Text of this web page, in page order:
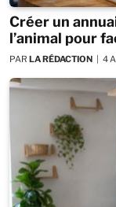
Créer un
l’animal pour
PAR LA RÉDACTION 4